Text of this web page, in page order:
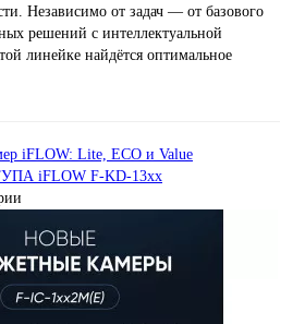
Независимо от задач — от базового
решений с интеллектуальной
линейке найдётся оптимальное
iFLOW: Lite, ECO и Value
iFLOW F-KD-13xx